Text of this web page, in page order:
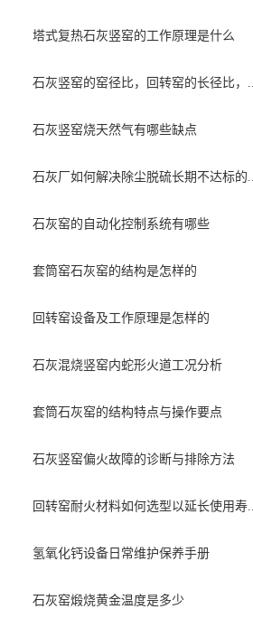
塔式复热石灰竖窑的工作原理是什么
石灰竖窑的窑径比，回转窑的长径比，...
石灰竖窑烧天然气有哪些缺点
石灰厂如何解决除尘脱硫长期不达标的...
石灰窑的自动化控制系统有哪些
套筒窑石灰窑的结构是怎样的
回转窑设备及工作原理是怎样的
石灰混烧竖窑内蛇形火道工况分析
套筒石灰窑的结构特点与操作要点
石灰竖窑偏火故障的诊断与排除方法
回转窑耐火材料如何选型以延长使用寿...
氢氧化钙设备日常维护保养手册
石灰窑煅烧黄金温度是多少